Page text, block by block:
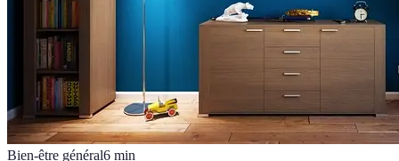
Bien-être général6 min